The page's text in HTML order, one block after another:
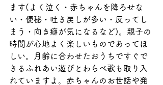
ます(よく泣く・赤ちゃんを降ろせな
い・便秘・吐き戻しが多い・反ってし
まう・向き癖が気になるなど)。親子の
時間が心地よく楽しいものであってほ
しい。月齢に合わせたおうちですぐで
きるふれあい遊びとわらべ歌も取り入
れていますよ。赤ちゃんのお世話や発